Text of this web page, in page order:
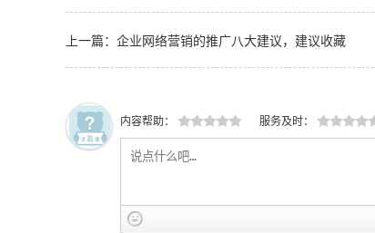
上一篇：企业网络营销的推广八大建议，建议收藏
内容帮助： 服务及时：